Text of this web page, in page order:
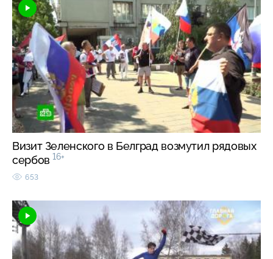
Визит Зеленского в Белград возмутил рядовых
сербов 16+
653